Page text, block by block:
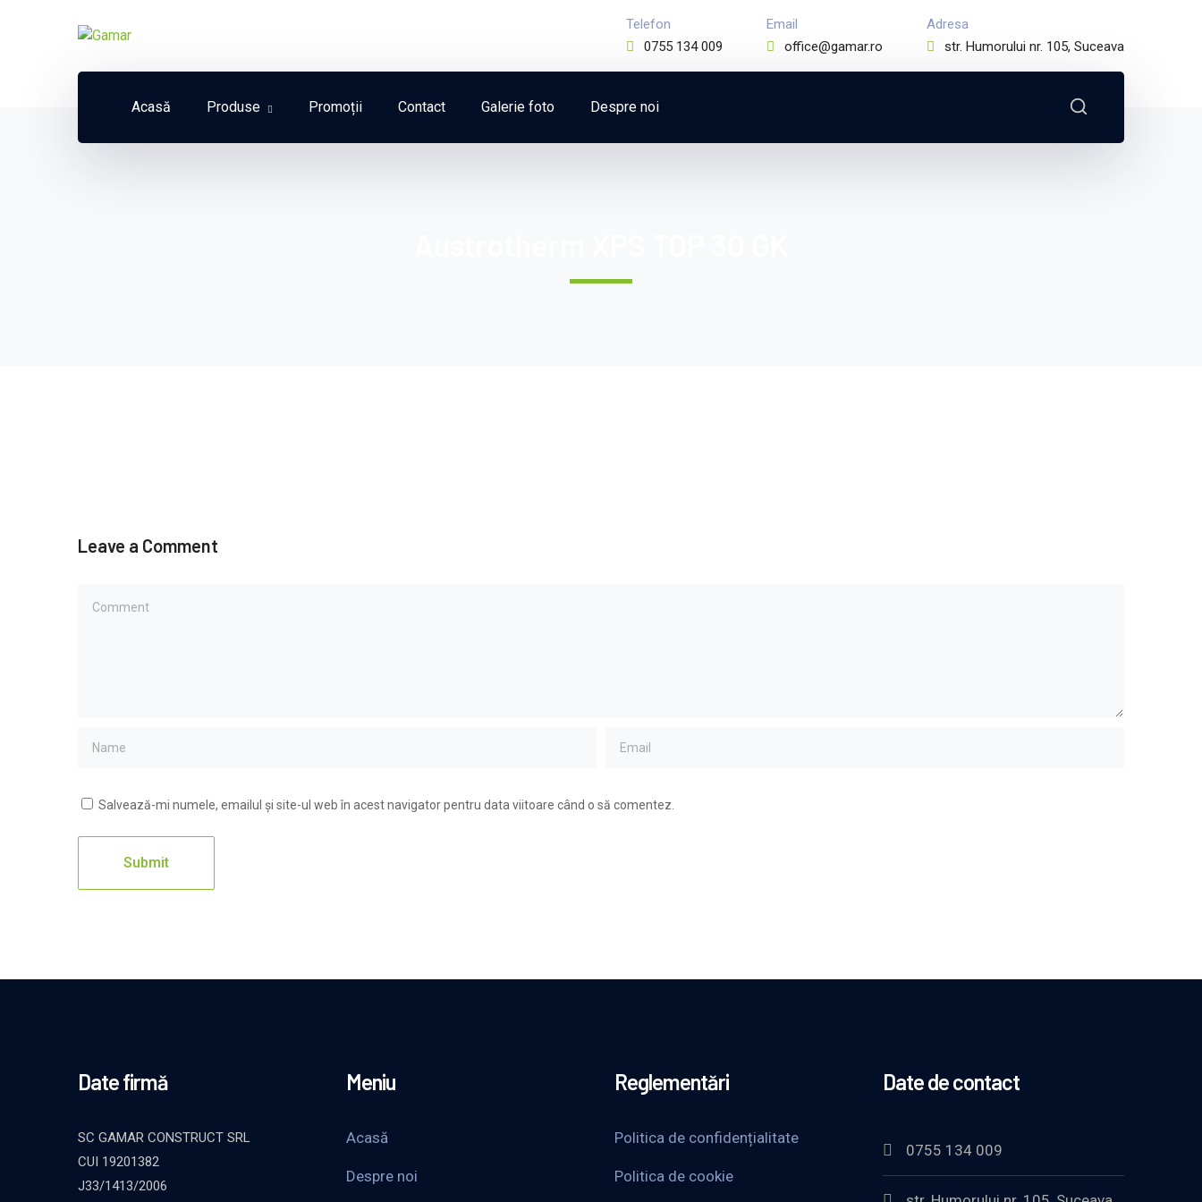
Telefon
0755 134 009
Email
office@gamar.ro
Adresa
str. Humorului nr. 105, Suceava
Acasă Produse Promoții Contact Galerie foto Despre noi
Leave a Comment
Salvează-mi numele, emailul și site-ul web în acest navigator pentru data viitoare când o să comentez.
Date firmă
SC GAMAR CONSTRUCT SRL
CUI 19201382
J33/1413/2006
Meniu
Acasă
Despre noi
Reglementări
Politica de confidențialitate
Politica de cookie
Date de contact
0755 134 009